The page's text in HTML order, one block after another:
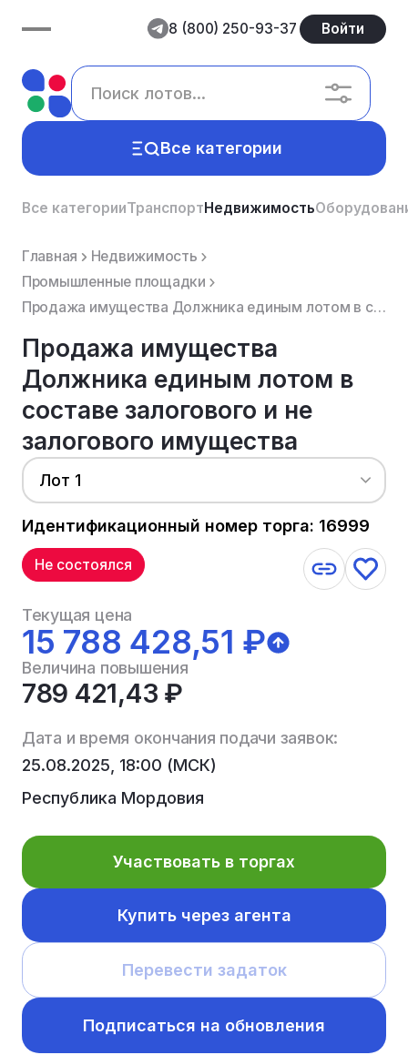
8 (800) 250-93-37 Войти
Все категории
Все категорииТранспортНедвижимость
Главная
Недвижимость
Промышленные площадки
Продажа имущества Должника единым лотом в составе залогового и не залогового имущества
Продажа имущества
Должника единым лотом в
составе залогового и не
залогового имущества
Лот 1
Идентификационный номер торга: 16999
Не состоялся
Текущая цена
15 788 428,51 ₽
Величина повышения
789 421,43 ₽
Дата и время окончания подачи заявок:
25.08.2025, 18:00 (МСК)
Республика Мордовия
Участвовать в торгах
Купить через агента
Перевести задаток
Подписаться на обновления